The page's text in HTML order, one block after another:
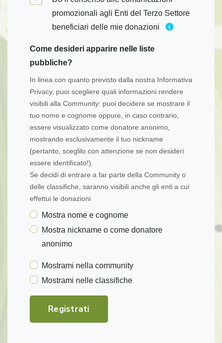
promozionali agli Enti del Terzo Settore
beneficiari delle mie donazioni
Come desideri apparire nelle liste
pubbliche?
In linea con quanto previsto dalla nostra Informativa
Privacy, puoi scegliere quali informazioni rendere
visibili alla Community: puoi decidere se mostrare il
tuo nome e cognome oppure, in caso contrario,
essere visualizzato come donatore anonimo,
mostrando esclusivamente il tuo nickname
(pertanto, sceglilo con attenzione se non desideri
essere identificato!).
Se decidi di entrare a far parte della Community o
delle classifiche, saranno visibili anche gli enti a cui
effettui le donazioni
Mostra nome e cognome
Mostra nickname o come donatore
anonimo
Mostrami nella community
Mostrami nelle classifiche
Registrati